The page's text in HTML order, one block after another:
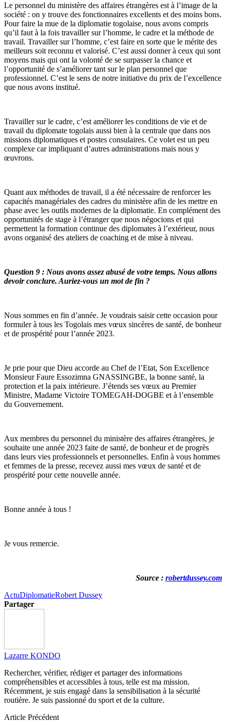
Le personnel du ministère des affaires étrangères est à l’image de la
société : on y trouve des fonctionnaires excellents et des moins bons.
Pour faire la mue de la diplomatie togolaise, nous avons compris
qu’il faut à la fois travailler sur l’homme, le cadre et la méthode de
travail. Travailler sur l’homme, c’est faire en sorte que le mérite des
meilleurs soit reconnu et valorisé. C’est aussi donner à ceux qui sont
moyens mais qui ont la volonté de se surpasser la chance et
l’opportunité de s’améliorer tant sur le plan personnel que
professionnel. C’est le sens de notre initiative du prix de l’excellence
que nous avons institué.
Travailler sur le cadre, c’est améliorer les conditions de vie et de
travail du diplomate togolais aussi bien à la centrale que dans nos
missions diplomatiques et postes consulaires. Ce volet est un peu
complexe car impliquant d’autres administrations mais nous y
œuvrons.
Quant aux méthodes de travail, il a été nécessaire de renforcer les
capacités managériales des cadres du ministère afin de les mettre en
phase avec les outils modernes de la diplomatie. En complément des
opportunités de stage à l’étranger que nous négocions et qui
permettent la formation continue des diplomates à l’extérieur, nous
avons organisé des ateliers de coaching et de mise à niveau.
Question 9 : Nous avons assez abusé de votre temps. Nous allons
devoir conclure. Auriez-vous un mot de fin ?
Nous sommes en fin d’année. Je voudrais saisir cette occasion pour
formuler à tous les Togolais mes vœux sincères de santé, de bonheur
et de prospérité pour l’année 2023.
Je prie pour que Dieu accorde au Chef de l’Etat, Son Excellence
Monsieur Faure Essozimna GNASSINGBE, la bonne santé, la
protection et la paix intérieure. J’étends ses vœux au Premier
Ministre, Madame Victoire TOMEGAH-DOGBE et à l’ensemble
du Gouvernement.
Aux membres du personnel du ministère des affaires étrangères, je
souhaite une année 2023 faite de santé, de bonheur et de progrès
dans leurs vies professionnels et personnelles. Enfin à vous hommes
et femmes de la presse, recevez aussi mes vœux de santé et de
prospérité pour cette nouvelle année.
Bonne année à tous !
Je vous remercie.
Source : robertdussey.com
ActuDiplomatieRobert Dussey
Partager
Lazarre KONDO
Rechercher, vérifier, rédiger et partager des informations
compréhensibles et accessibles à tous, telle est ma mission.
Récemment, je suis engagé dans la sensibilisation à la sécurité
routière. Je suis passionné du sport et de la culture.
Article Précédent